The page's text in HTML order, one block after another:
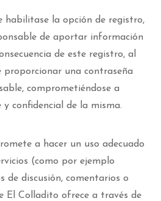
habilitase la opción de registro,
de aportar información
de este registro, al
proporcionar una contraseña
comprometiéndose a
confidencial de la misma.
a hacer un uso adecuado
(como por ejemplo
de discusión, comentarios o
El Colladito ofrece a través de